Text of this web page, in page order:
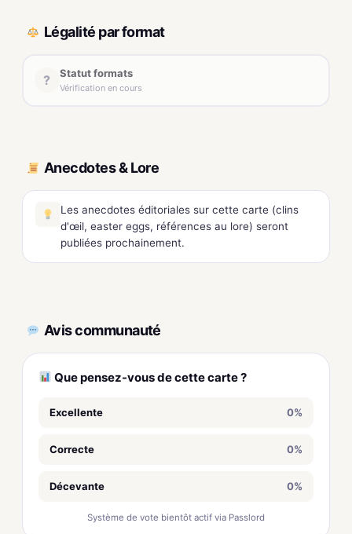
Légalité par format
? Statut formats
Vérification en cours
Anecdotes & Lore
Les anecdotes éditoriales sur cette carte (clins
d'œil, easter eggs, références au lore) seront
publiées prochainement.
Avis communauté
Que pensez-vous de cette carte ?
Excellente 0%
Correcte 0%
Décevante 0%
Système de vote bientôt actif via Passlord